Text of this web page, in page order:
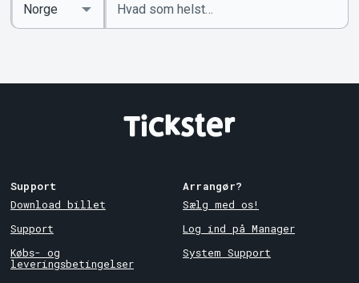
søgeord
Country
Support
Download billet
Support
Købs- og
leveringsbetingelser
Arrangør?
Sælg med os!
Log ind på Manager
System Support